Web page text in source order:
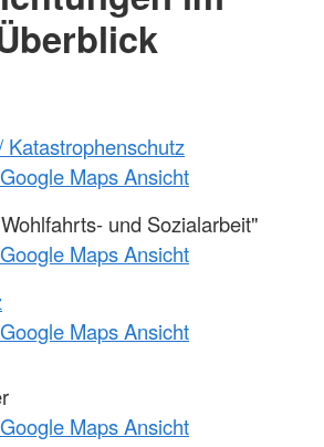
Katastrophenschutz
Maps Ansicht
und Sozialarbeit"
Maps Ansicht
Maps Ansicht
Maps Ansicht